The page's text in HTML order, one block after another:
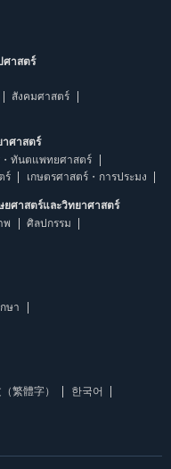
ศาสตร์
สังคมศาสตร์
ศาสตร์
ทันตแพทยศาสตร์
ร์ เกษตรศาสตร์・การประมง
ศาสตร์และวิทยาศาสตร์
พ
ศิลปกรรม
ษา
繁體字）
한국어